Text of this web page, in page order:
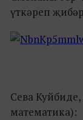
үткәреп
Сева
математика):